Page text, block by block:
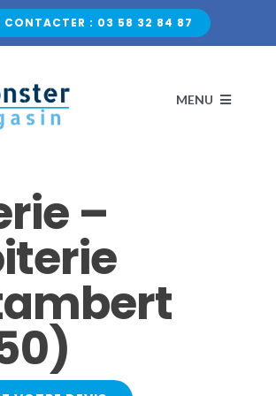
CONTACTER : 03 58 32 84 87
MENU
NOS VITRAGES
CLASSIQUE
VERRE DÉCORATIF
QUI SOMMES-NOUS ?
CONTACTEZ-NOUS
–